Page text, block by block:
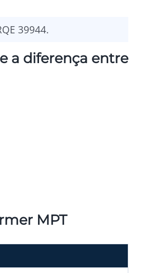
39944.
a diferença entre
MPT